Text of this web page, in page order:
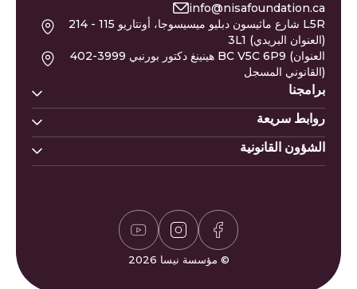
info@nisafoundation.ca
214 - 115 شارع ماثيسون دبليو ميسيسوجا، أونتاريو L5R
402-3999 هينينغ دكتور بورنبي BC V5C 6P9 (العنوان
برامجنا
خط مساعدة نيسا
روابط سريعة
تبرع
أسماء المواليد
التطوع
إشادات وشكاوى
الأسئلة الشائعة
الشؤون القانونية
سياسة المتبرعين
© مؤسسة نيسا 2026